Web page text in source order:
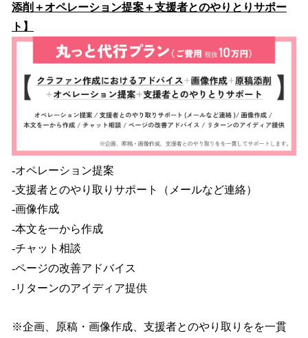
添削＋オペレーション提案＋支援者とのやりとりサポー
ト】
-オペレーション提案
-支援者とのやり取りサポート（メールなど連絡）
-画像作成
-本文を一から作成
-チャット相談
-ページの改善アドバイス
-リターンのアイディア提供
※企画、原稿・画像作成、支援者とのやり取りをを一貫